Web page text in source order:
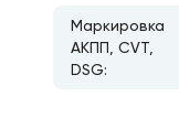
Маркировка
АКПП, CVT,
DSG: